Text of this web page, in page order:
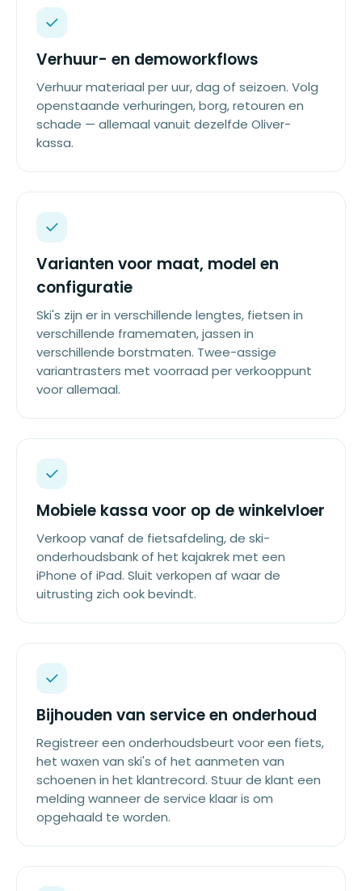
Verhuur- en demoworkflows
Verhuur materiaal per uur, dag of seizoen. Volg
openstaande verhuringen, borg, retouren en
schade — allemaal vanuit dezelfde Oliver-
kassa.
Varianten voor maat, model en
configuratie
Ski's zijn er in verschillende lengtes, fietsen in
verschillende framematen, jassen in
verschillende borstmaten. Twee-assige
variantrasters met voorraad per verkooppunt
voor allemaal.
Mobiele kassa voor op de winkelvloer
Verkoop vanaf de fietsafdeling, de ski-
onderhoudsbank of het kajakrek met een
iPhone of iPad. Sluit verkopen af waar de
uitrusting zich ook bevindt.
Bijhouden van service en onderhoud
Registreer een onderhoudsbeurt voor een fiets,
het waxen van ski's of het aanmeten van
schoenen in het klantrecord. Stuur de klant een
melding wanneer de service klaar is om
opgehaald te worden.